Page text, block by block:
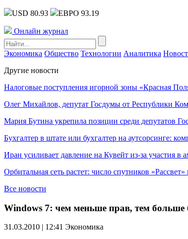
USD 80.93 ЕВРО 93.19
Онлайн журнал
Экономика Общество Технологии Аналитика
Другие новости
Налоговые поступления игорной зоны «Красная
Олег Михайлов, депутат Госдумы от Республики
Мария Бутина укрепила позиции среди депутатов
Бухгалтер в штате или бухгалтер на аутсорсинге:
Иран усиливает давление на Кувейт из-за участия в
Орбитальная сеть растет: число спутников
Все новости
Windows 7: чем меньше прав, тем больше
31.03.2010 | 12:41 Экономика